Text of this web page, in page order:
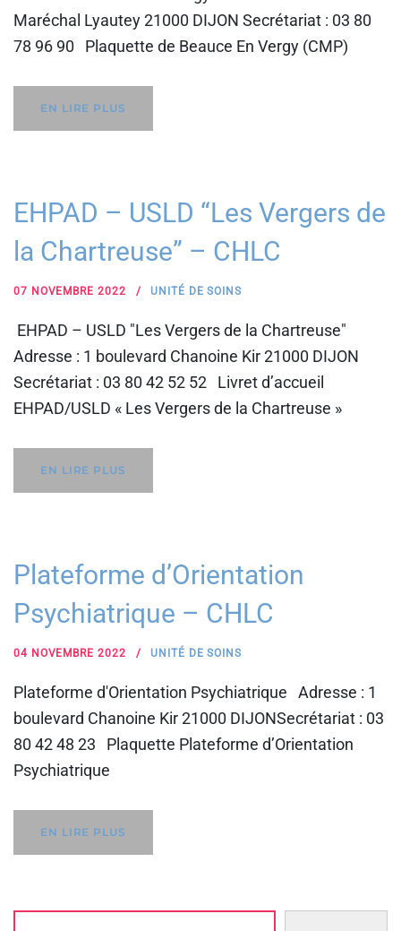
Maréchal Lyautey 21000 DIJON Secrétariat : 03 80
78 96 90 Plaquette de Beauce En Vergy (CMP)
EN LIRE PLUS
EHPAD – USLD “Les Vergers de
la Chartreuse” – CHLC
07 NOVEMBRE 2022 UNITÉ DE SOINS
EHPAD – USLD "Les Vergers de la Chartreuse"
Adresse : 1 boulevard Chanoine Kir 21000 DIJON
Secrétariat : 03 80 42 52 52 Livret d’accueil
EHPAD/USLD « Les Vergers de la Chartreuse »
EN LIRE PLUS
Plateforme d’Orientation
Psychiatrique – CHLC
04 NOVEMBRE 2022 UNITÉ DE SOINS
Plateforme d'Orientation Psychiatrique Adresse : 1
boulevard Chanoine Kir 21000 DIJONSecrétariat : 03
80 42 48 23 Plaquette Plateforme d’Orientation
Psychiatrique
EN LIRE PLUS